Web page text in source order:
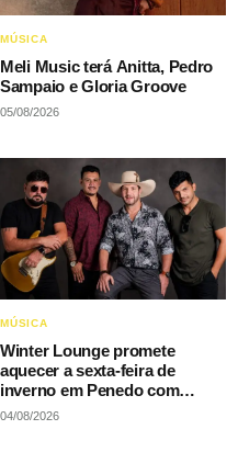
MÚSICA
Meli Music terá Anitta, Pedro
Sampaio e Gloria Groove
05/08/2026
MÚSICA
Winter Lounge promete
aquecer a sexta-feira de
inverno em Penedo com
música e gastronomia
04/08/2026